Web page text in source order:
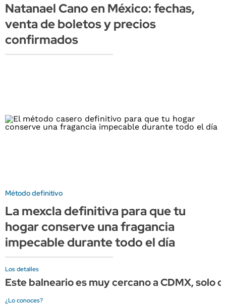
Natanael Cano en México: fechas,
venta de boletos y precios
confirmados
Método definitivo
La mexcla definitiva para que tu
hogar conserve una fragancia
impecable durante todo el día
Los detalles
Este balneario es muy cercano a CDMX, solo
¿Lo conoces?